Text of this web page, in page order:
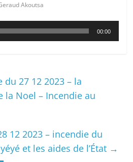
Akoutsa
00:00
du 27 12 2023 – la
la Noel – Incendie au
12 2023 – incendie du
et les aides de l’État →